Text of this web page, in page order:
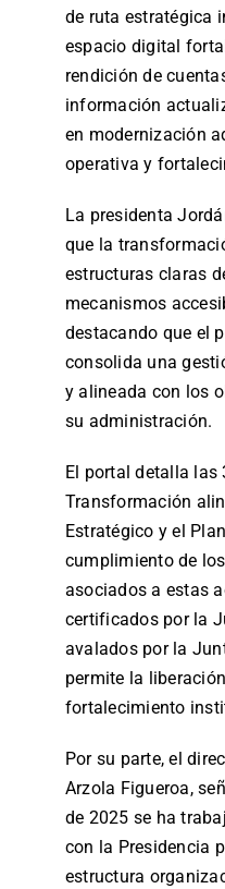
de ruta estratégica
espacio digital
rendición de
información
en modernización
operativa y
La presidenta
que la
estructuras claras
mecanismos
destacando que el
consolida una
y alineada con los
su administración.
El portal detalla las
Transformación
Estratégico y el
cumplimiento de
asociados a estas
certificados por la
avalados por la
permite la
fortalecimiento
Por su parte, el
Arzola Figueroa,
de 2025 se ha
con la Presidencia
estructura